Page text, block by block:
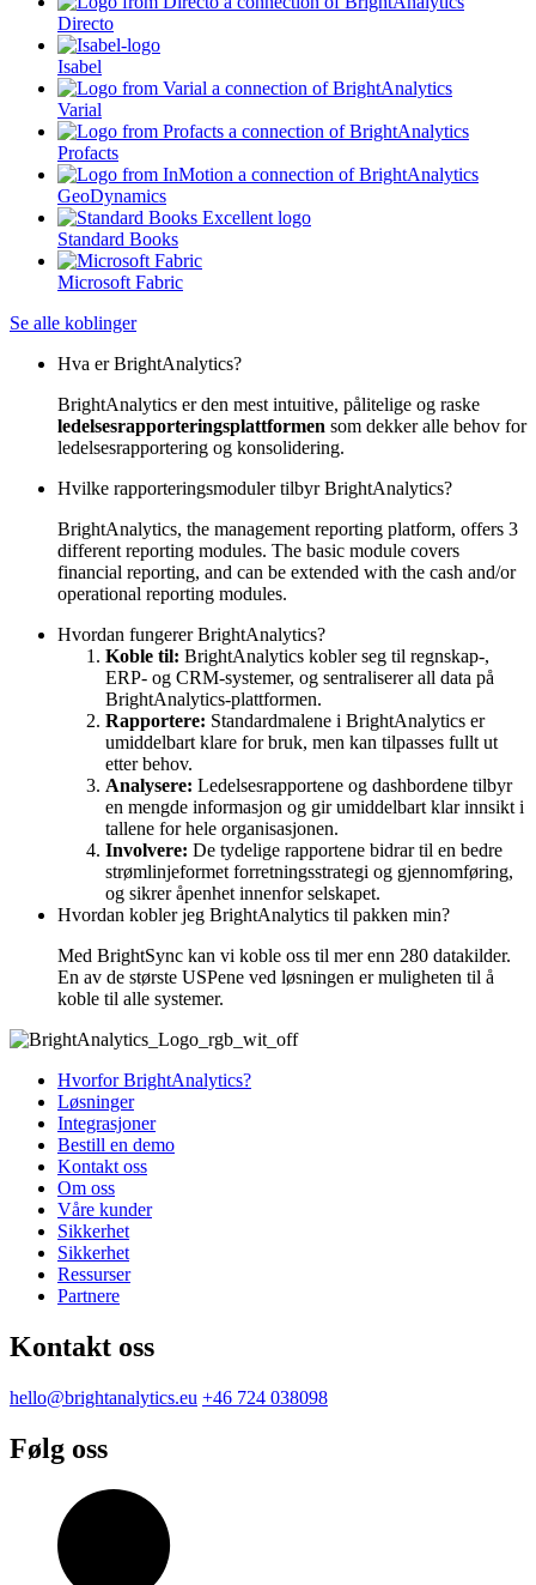
Directo
Isabel
Varial
Profacts
GeoDynamics
Standard Books
Microsoft Fabric
Se alle koblinger
Hva er BrightAnalytics?
BrightAnalytics er den mest intuitive, pålitelige og raske
ledelsesrapporteringsplattformen som dekker alle behov for
ledelsesrapportering og konsolidering.
Hvilke rapporteringsmoduler tilbyr BrightAnalytics?
BrightAnalytics, the management reporting platform, offers 3
different reporting modules. The basic module covers
financial reporting, and can be extended with the cash and/or
operational reporting modules.
Hvordan fungerer BrightAnalytics?
Koble til: BrightAnalytics kobler seg til regnskap-,
ERP- og CRM-systemer, og sentraliserer all data på
BrightAnalytics-plattformen.
Rapportere: Standardmalene i BrightAnalytics er
umiddelbart klare for bruk, men kan tilpasses fullt ut
etter behov.
Analysere: Ledelsesrapportene og dashbordene tilbyr
en mengde informasjon og gir umiddelbart klar innsikt i
tallene for hele organisasjonen.
Involvere: De tydelige rapportene bidrar til en bedre
strømlinjeformet forretningsstrategi og gjennomføring,
og sikrer åpenhet innenfor selskapet.
Hvordan kobler jeg BrightAnalytics til pakken min?
Med BrightSync kan vi koble oss til mer enn 280 datakilder.
En av de største USPene ved løsningen er muligheten til å
koble til alle systemer.
Hvorfor BrightAnalytics?
Løsninger
Integrasjoner
Bestill en demo
Kontakt oss
Om oss
Våre kunder
Sikkerhet
Sikkerhet
Ressurser
Partnere
Kontakt oss
hello@brightanalytics.eu +46 724 038098
Følg oss